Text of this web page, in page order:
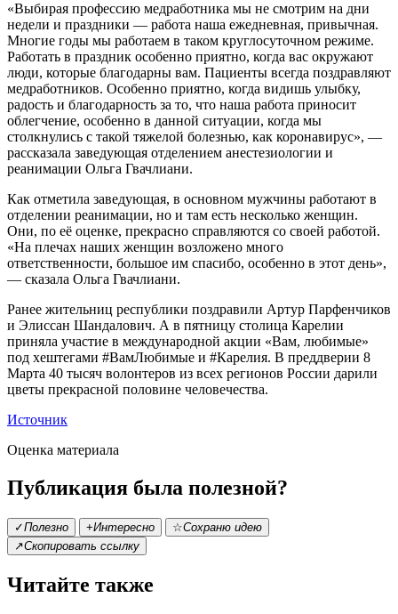
«Выбирая профессию медработника мы не смотрим на дни
недели и праздники — работа наша ежедневная, привычная.
Многие годы мы работаем в таком круглосуточном режиме.
Работать в праздник особенно приятно, когда вас окружают
люди, которые благодарны вам. Пациенты всегда поздравляют
медработников. Особенно приятно, когда видишь улыбку,
радость и благодарность за то, что наша работа приносит
облегчение, особенно в данной ситуации, когда мы
столкнулись с такой тяжелой болезнью, как коронавирус», —
рассказала заведующая отделением анестезиологии и
реанимации Ольга Гвачлиани.
Как отметила заведующая, в основном мужчины работают в
отделении реанимации, но и там есть несколько женщин.
Они, по её оценке, прекрасно справляются со своей работой.
«На плечах наших женщин возложено много
ответственности, большое им спасибо, особенно в этот день»,
— сказала Ольга Гвачлиани.
Ранее жительниц республики поздравили Артур Парфенчиков
и Элиссан Шандалович. А в пятницу столица Карелии
приняла участие в международной акции «Вам, любимые»
под хештегами #ВамЛюбимые и #Карелия. В преддверии 8
Марта 40 тысяч волонтеров из всех регионов России дарили
цветы прекрасной половине человечества.
Источник
Оценка материала
Публикация была полезной?
✓Полезно +Интересно ☆Сохраню идею
↗Скопировать ссылку
Читайте также